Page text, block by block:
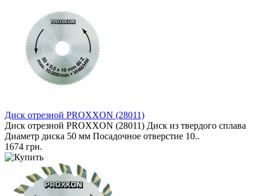
Диск отрезной PROXXON (28011)
Диск отрезной PROXXON (28011) Диск из твердого сплава
Диаметр диска 50 мм Посадочное отверстие 10..
1674 грн.